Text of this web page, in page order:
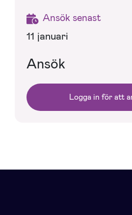
Ansök senast
11 januari
Ansök
Logga in för att